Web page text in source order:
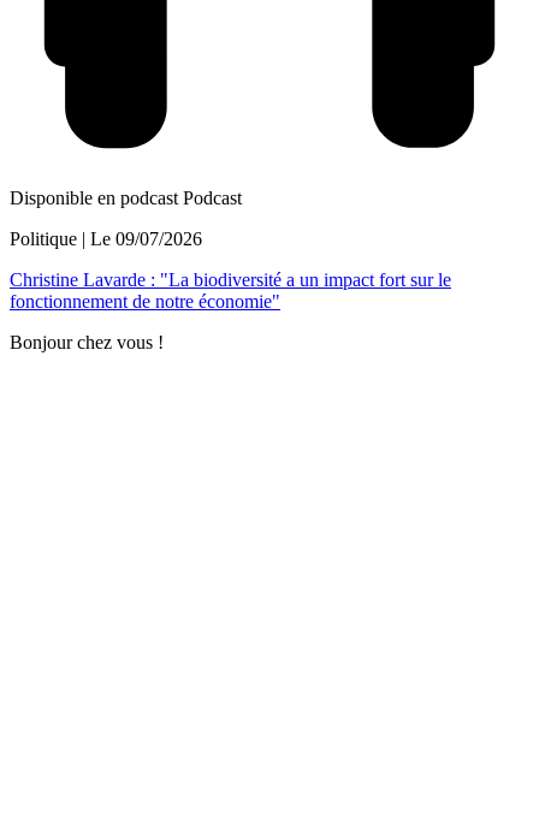
Disponible en podcast Podcast
Politique | Le 09/07/2026
Christine Lavarde : "La biodiversité a un impact fort sur le
fonctionnement de notre économie"
Bonjour chez vous !